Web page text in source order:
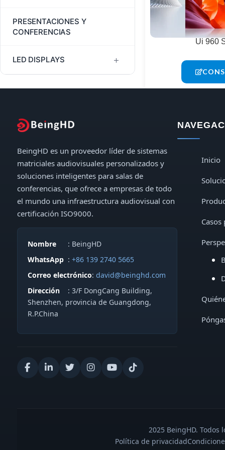
JEP2000 Extenders
Controladores de pared para
TV
HDMI Switchers
PRESENTACIONES Y
CONFERENCIAS
LED DISPLAYS +
Outdoor LED Displays
Ui 960
BeingHD es un proveedor líder de sistemas
matriciales audiovisuales personalizados y
soluciones inteligentes para salas de
conferencias, que ofrece a empresas de todo
el mundo una infraestructura audiovisual con
certificación ISO9000.
Nombre
: BeingHD
WhatsApp : +86 139 2740 5665
Correo electrónico: david@beinghd.com
Dirección
: 3/F DongCang Building,
Shenzhen, provincia de Guangdong,
R.P.China
Inicio
Casos
2025 BeingHD. Todos
Política de privacidad